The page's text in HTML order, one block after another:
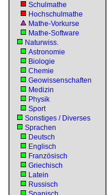
Schulmathe
Hochschulmathe
Mathe-Vorkurse
Mathe-Software
Naturwiss.
Astronomie
Biologie
Chemie
Geowissenschaften
Medizin
Physik
Sport
Sonstiges / Diverses
Sprachen
Deutsch
Englisch
Französisch
Griechisch
Latein
Russisch